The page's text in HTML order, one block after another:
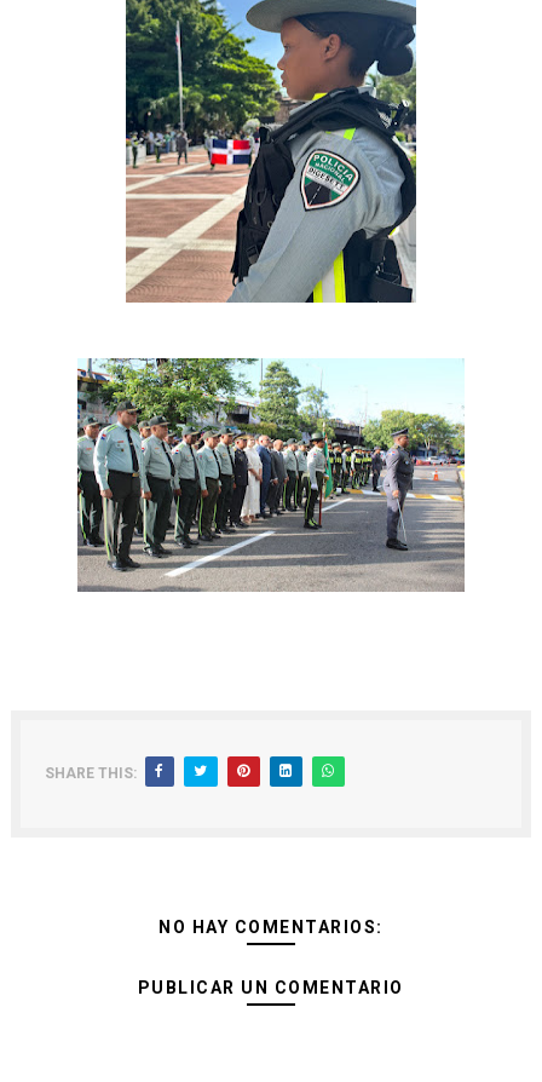
SHARE THIS:
NO HAY COMENTARIOS:
PUBLICAR UN COMENTARIO